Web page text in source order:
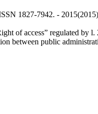
1827-7942. -
of access” regulated by
between public